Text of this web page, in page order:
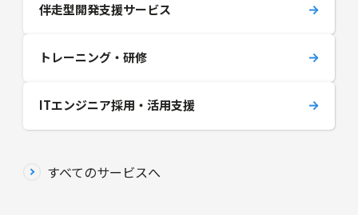
伴走型開発支援サービス
トレーニング・研修
ITエンジニア採用・活用支援
すべてのサービスへ